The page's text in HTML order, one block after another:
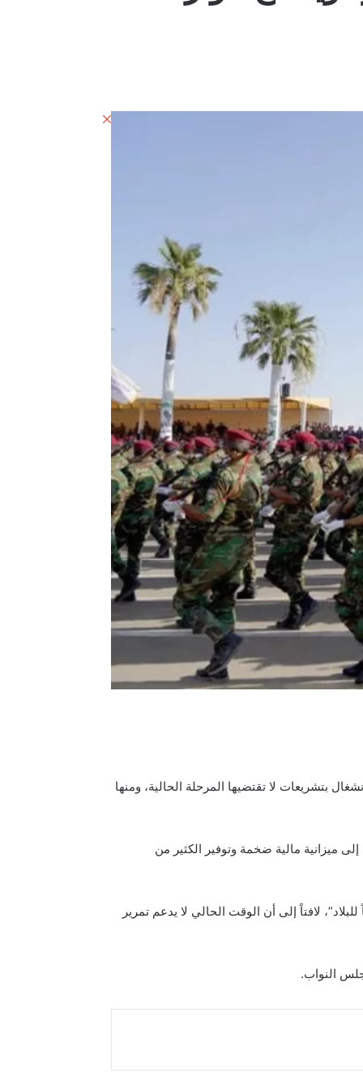
بتشريعات لا تقتضيها المرحلة الحالية، ومنها
ميزانية مالية ضخمة وتوفير الكثير من
لافتاً إلى أن الوقت الحالي لا يدعم تمرير
النواب.